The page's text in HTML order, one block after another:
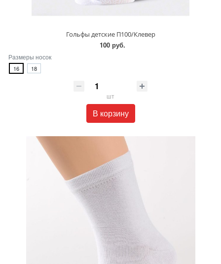
Гольфы детские П100/Клевер
100 руб.
Размеры носок
16 18
шт
В корзину